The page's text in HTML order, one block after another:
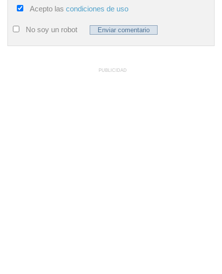
Acepto las condiciones de uso
No soy un robot
PUBLICIDAD